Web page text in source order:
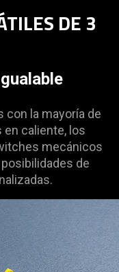
DE 3
con la mayoría de
caliente, los
mecánicos
de